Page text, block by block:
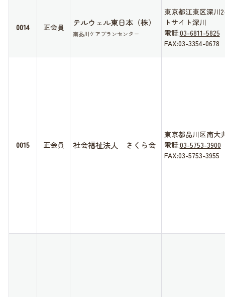
0014 正会員 テルウェル東日本（株）
南品川ケアプランセンター
東京都江東区深川
トサイト深川
電話:03-6811-5825
FAX:03-3354-0678
0015 正会員 社会福祉法人 さくら会
東京都品川区南大
電話:03-5753-3900
FAX:03-5753-3955